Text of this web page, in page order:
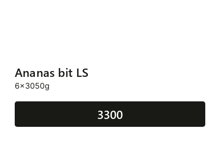
Ananas bit LS
6x3050g
3300